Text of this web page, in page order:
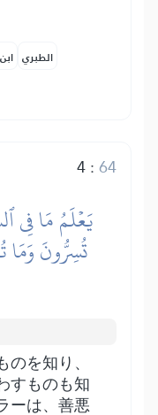
الطبري
4:64
يَعۡلَمُ مَا فِي
تُسِرُّونَ وَمَا
を知り、
すものも知
ーは、善悪